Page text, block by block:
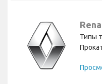
Типы